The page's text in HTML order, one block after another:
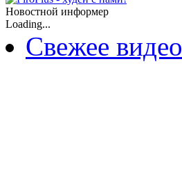
Новостной информер
Loading...
Свежее видео